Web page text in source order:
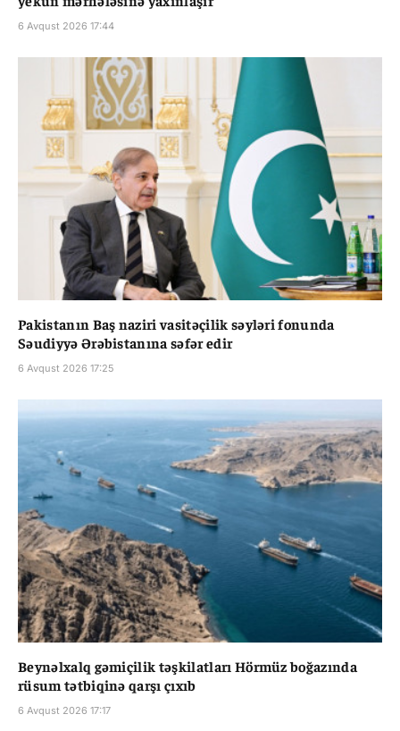
6 Avqust 2026 17:44
Pakistanın Baş naziri vasitəçilik səyləri fonunda
Səudiyyə Ərəbistanına səfər edir
6 Avqust 2026 17:25
Beynəlxalq gəmiçilik təşkilatları Hörmüz boğazında
rüsum tətbiqinə qarşı çıxıb
6 Avqust 2026 17:17